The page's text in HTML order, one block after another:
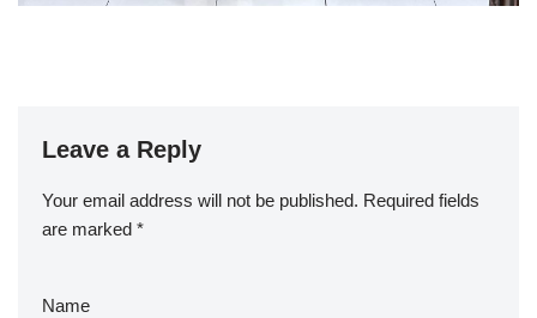
Leave a Reply
Your email address will not be published. Required fields
are marked *
Name